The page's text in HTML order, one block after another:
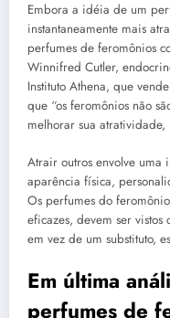
Embora a idéia de um
instantaneamente mais
perfumes de feromônios
Winnifred Cutler,
Instituto Athena, que
que “os feromônios não
melhorar sua
Atrair outros envolve uma
aparência física,
Os perfumes do
eficazes, devem ser
em vez de um substituto,
Em última
perfumes de